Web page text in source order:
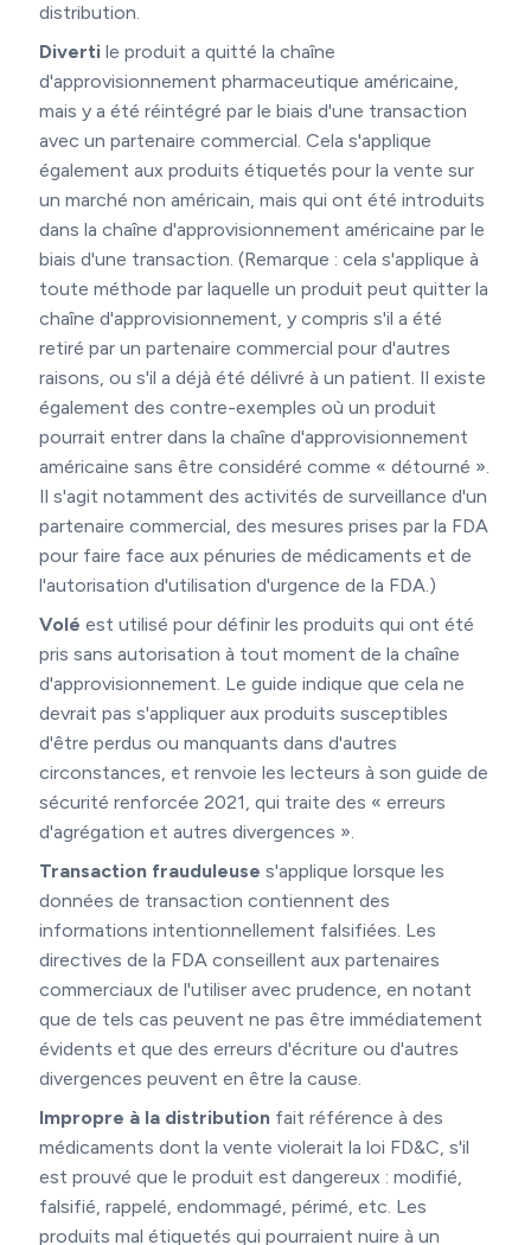
distribution.
Divertile produit a quitté la chaîne
d'approvisionnement pharmaceutique américaine,
mais y a été réintégré par le biais d'une transaction
avec un partenaire commercial. Cela s'applique
également aux produits étiquetés pour la vente sur
un marché non américain, mais qui ont été introduits
dans la chaîne d'approvisionnement américaine par le
biais d'une transaction. (Remarque : cela s'applique à
toute méthode par laquelle un produit peut quitter la
chaîne d'approvisionnement, y compris s'il a été
retiré par un partenaire commercial pour d'autres
raisons, ou s'il a déjà été délivré à un patient. Il existe
également des contre-exemples où un produit
pourrait entrer dans la chaîne d'approvisionnement
américaine sans être considéré comme « détourné ».
Il s'agit notamment des activités de surveillance d'un
partenaire commercial, des mesures prises par la FDA
pour faire face aux pénuries de médicaments et de
l'autorisation d'utilisation d'urgence de la FDA.)
Volé est utilisé pour définir les produits qui ont été
pris sans autorisation à tout moment de la chaîne
d'approvisionnement. Le guide indique que cela ne
devrait pas s'appliquer aux produits susceptibles
d'être perdus ou manquants dans d'autres
circonstances, et renvoie les lecteurs à son guide de
sécurité renforcée 2021, qui traite des « erreurs
d'agrégation et autres divergences ».
Transaction frauduleuse s'applique lorsque les
données de transaction contiennent des
informations intentionnellement falsifiées. Les
directives de la FDA conseillent aux partenaires
commerciaux de l'utiliser avec prudence, en notant
que de tels cas peuvent ne pas être immédiatement
évidents et que des erreurs d'écriture ou d'autres
divergences peuvent en être la cause.
Impropre à la distribution fait référence à des
médicaments dont la vente violerait la loi FD&C, s'il
est prouvé que le produit est dangereux : modifié,
falsifié, rappelé, endommagé, périmé, etc. Les
produits mal étiquetés qui pourraient nuire à un